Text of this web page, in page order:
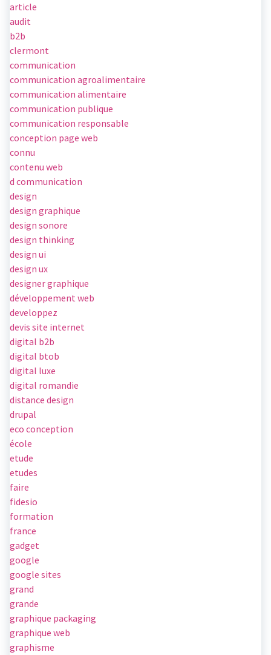
article
audit
b2b
clermont
communication
communication agroalimentaire
communication alimentaire
communication publique
communication responsable
conception page web
connu
contenu web
d communication
design
design graphique
design sonore
design thinking
design ui
design ux
designer graphique
développement web
developpez
devis site internet
digital b2b
digital btob
digital luxe
digital romandie
distance design
drupal
eco conception
école
etude
etudes
faire
fidesio
formation
france
gadget
google
google sites
grand
grande
graphique packaging
graphique web
graphisme